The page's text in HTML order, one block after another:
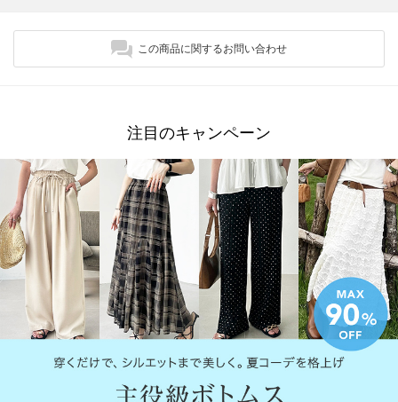
この商品に関するお問い合わせ
注目のキャンペーン